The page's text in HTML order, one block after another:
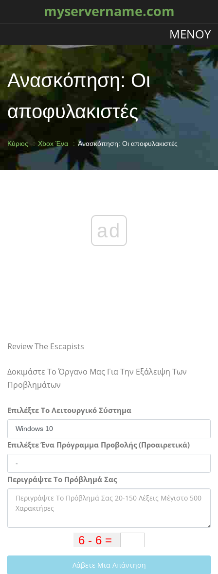
myservername.com
ΜΕΝΟΎ
Ανασκόπηση: Οι
αποφυλακιστές
Κύριος Xbox Ένα Ανασκόπηση: Οι αποφυλακιστές
ad
Review The Escapists
Δοκιμάστε Το Όργανο Μας Για Την Εξάλειψη Των
Προβλημάτων
Επιλέξτε Το Λειτουργικό Σύστημα
Επιλέξτε Ένα Πρόγραμμα Προβολής (Προαιρετικά)
Περιγράψτε Το Πρόβλημά Σας
Λάβετε Μια Απάντηση